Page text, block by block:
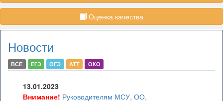
Оценка качества
Новости
ВСЕ ЕГЭ ОГЭ АТТ ОКО
13.01.2023
Внимание! Руководителям МСУ, ОО,